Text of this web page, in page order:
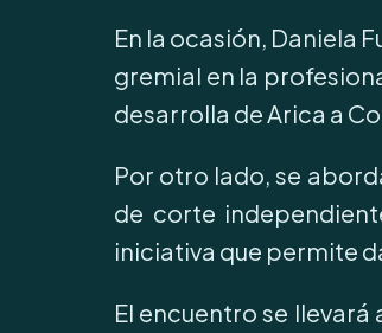
En la ocasión, Daniela
gremial en la
desarrolla de Arica a
Por otro lado, se
de corte
iniciativa que permite
El encuentro se